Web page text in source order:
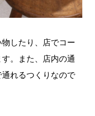
したり、店でコー
。また、店内の通
れるつくりなので